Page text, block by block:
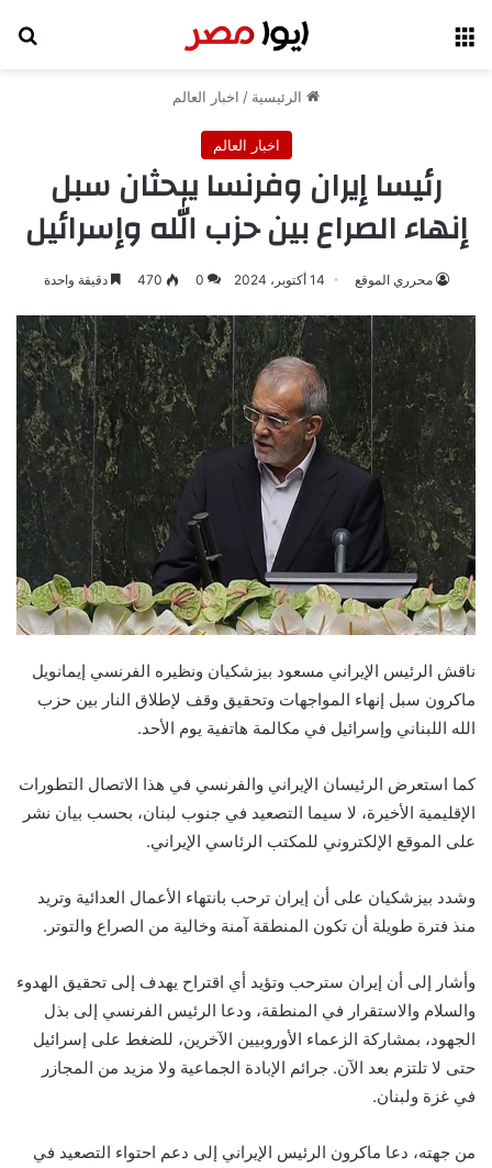
الرئيسية / اخبار العالم
اخبار العالم
رئيسا إيران وفرنسا يبحثان سبل
إنهاء الصراع بين حزب الله وإسرائيل
محرري الموقع 14 أكتوبر، 2024 0
470 دقيقة واحدة
ناقش الرئيس الإيراني مسعود بيزشكيان ونظيره الفرنسي إيمانويل
ماكرون سبل إنهاء المواجهات وتحقيق وقف لإطلاق النار بين حزب
الله اللبناني وإسرائيل في مكالمة هاتفية يوم الأحد.
كما استعرض الرئيسان الإيراني والفرنسي في هذا الاتصال التطورات
الإقليمية الأخيرة، لا سيما التصعيد في جنوب لبنان، بحسب بيان نشر
على الموقع الإلكتروني للمكتب الرئاسي الإيراني.
وشدد بيزشكيان على أن إيران ترحب بانتهاء الأعمال العدائية وتريد
منذ فترة طويلة أن تكون المنطقة آمنة وخالية من الصراع والتوتر.
وأشار إلى أن إيران سترحب وتؤيد أي اقتراح يهدف إلى تحقيق الهدوء
والسلام والاستقرار في المنطقة، ودعا الرئيس الفرنسي إلى بذل
الجهود، بمشاركة الزعماء الأوروبيين الآخرين، للضغط على إسرائيل
حتى لا تلتزم بعد الآن. جرائم الإبادة الجماعية ولا مزيد من المجازر
في غزة ولبنان.
من جهته، دعا ماكرون الرئيس الإيراني إلى دعم احتواء التصعيد في